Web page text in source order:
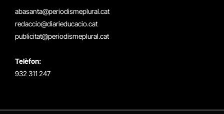
abasanta@periodismeplural.cat
redaccio@diarieducacio.cat
publicitat@periodismeplural.cat
Telèfon:
932 311 247